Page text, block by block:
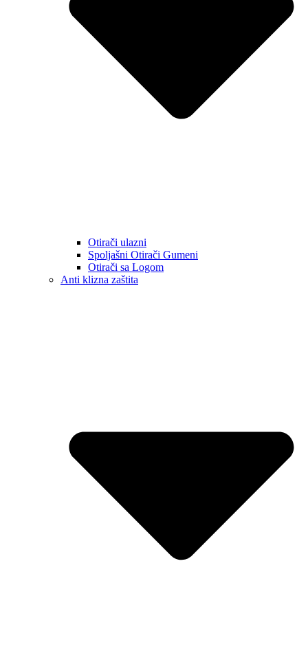
Otirači ulazni
Spoljašni Otirači Gumeni
Otirači sa Logom
Anti klizna zaštita